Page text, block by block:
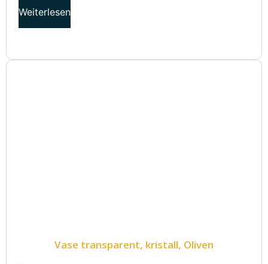
Weiterlesen
Vase transparent, kristall, Oliven